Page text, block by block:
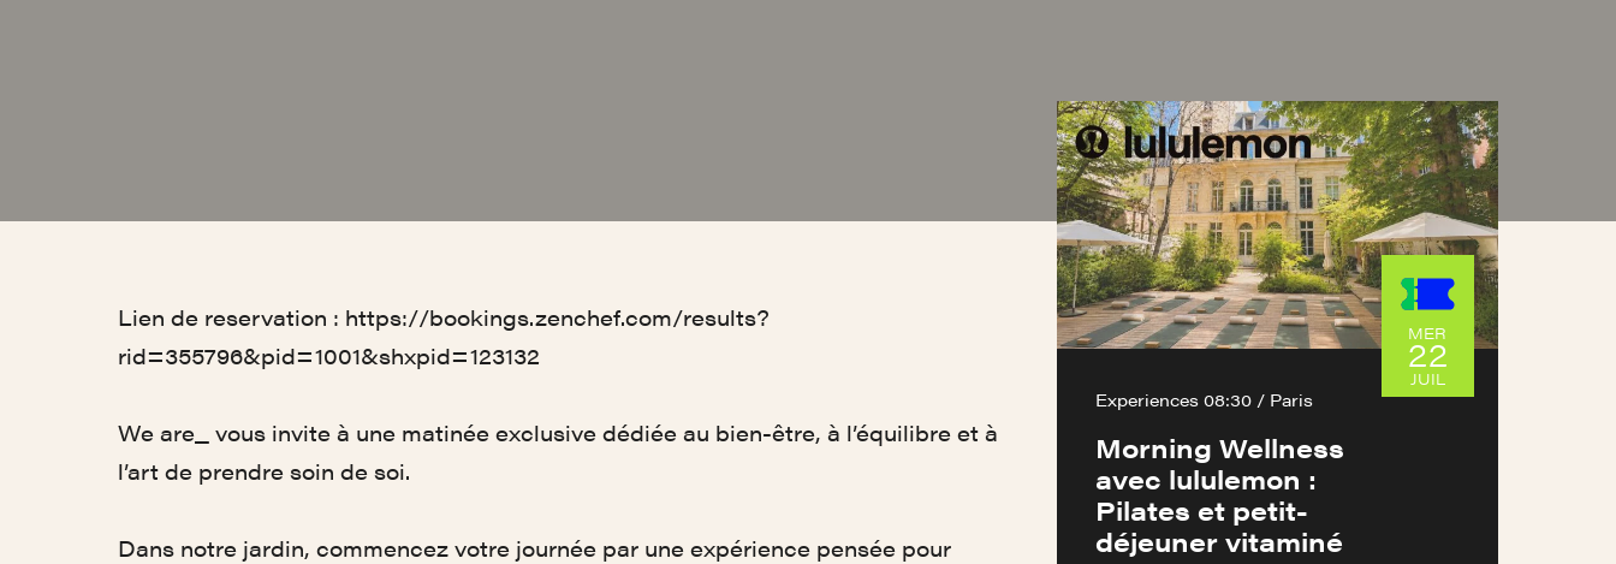
MER
22
JUIL
Experiences 08:30 / Paris
Morning Wellness
avec lululemon :
Pilates et petit-
déjeuner vitaminé
Lien de reservation : https://bookings.zenchef.com/results?
rid=355796&pid=1001&shxpid=123132
We are_ vous invite à une matinée exclusive dédiée au bien-être, à l’équilibre et à
l’art de prendre soin de soi.
Dans notre jardin, commencez votre journée par une expérience pensée pour